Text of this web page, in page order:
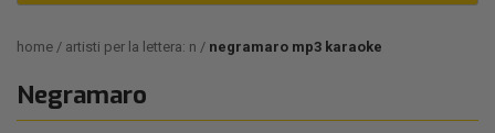
home artisti per la lettera: n negramaro mp3 karaoke
Negramaro